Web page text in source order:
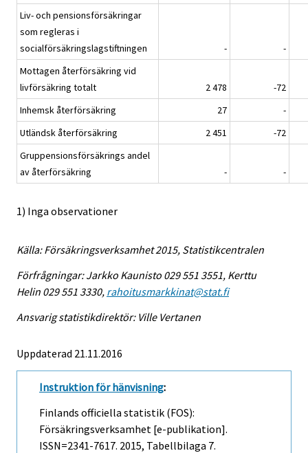
Liv- och pensionsförsäkringar
som regleras i
socialförsäkringslagstiftningen
-
-
Mottagen återförsäkring vid
livförsäkring totalt
2 478
-72
Inhemsk återförsäkring
27
-
Utländsk återförsäkring
2 451
-72
Gruppensionsförsäkrings andel
av återförsäkring
- -
1) Inga observationer
Källa: Försäkringsverksamhet 2015, Statistikcentralen
Förfrågningar: Jarkko Kaunisto 029 551 3551, Kerttu
Helin 029 551 3330, rahoitusmarkkinat@stat.fi
Ansvarig statistikdirektör: Ville Vertanen
Uppdaterad 21.11.2016
Instruktion för hänvisning:
Finlands officiella statistik (FOS):
Försäkringsverksamhet [e-publikation].
ISSN=2341-7617. 2015, Tabellbilaga 7.